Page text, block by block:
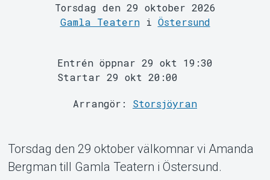
Om Tickster
Torsdag den 29 oktober 2026
Gamla Teaterni Östersund
Entrén öppnar 29 okt 19:30
Startar 29 okt 20:00
Arrangör: Storsjöyran
Torsdag den 29 oktober välkomnar vi Amanda
Bergman till Gamla Teatern i Östersund.